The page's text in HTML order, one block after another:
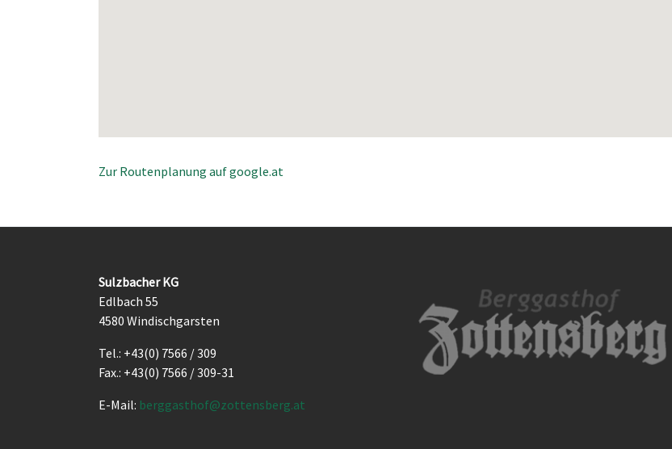
Zur Routenplanung auf google.at
Sulzbacher KG
Edlbach 55
4580 Windischgarsten
Tel.: +43(0) 7566 / 309
Fax.: +43(0) 7566 / 309-31
E-Mail: berggasthof@zottensberg.at